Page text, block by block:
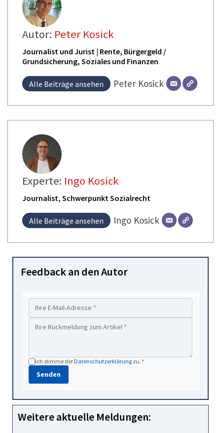
Autor: Peter Kosick
Journalist und Jurist | Rente, Bürgergeld /
Grundsicherung, Soziales und Finanzen
Alle Beiträge ansehen Peter Kosick
Experte: Ingo Kosick
Journalist, Schwerpunkt Sozialrecht
Alle Beiträge ansehen Ingo Kosick
Feedback an den Autor
Ich stimme derDatenschutzerklärung zu. *
Senden
Weitere aktuelle Meldungen: